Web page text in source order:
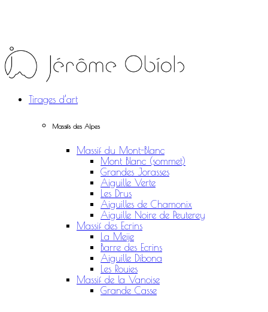
Tirages d’art
Massifs des Alpes
Massif du Mont-Blanc
Mont Blanc (sommet)
Grandes Jorasses
Aiguille Verte
Les Drus
Aiguilles de Chamonix
Aiguille Noire de Peuterey
Massif des Ecrins
La Meije
Barre des Ecrins
Aiguille Dibona
Les Rouies
Massif de la Vanoise
Grande Casse